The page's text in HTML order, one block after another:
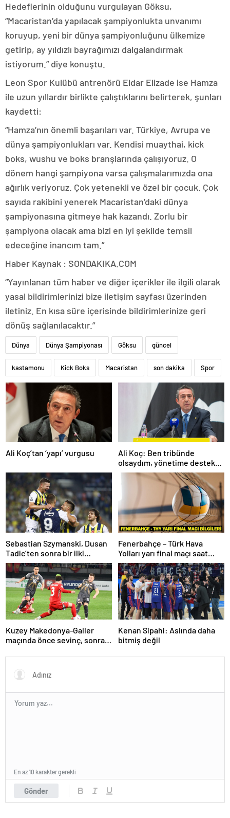
Hedeflerinin olduğunu vurgulayan Göksu,
“Macaristan’da yapılacak şampiyonlukta unvanımı
koruyup, yeni bir dünya şampiyonluğunu ülkemize
getirip, ay yıldızlı bayrağımızı dalgalandırmak
istiyorum.” diye konuştu.
Leon Spor Kulübü antrenörü Eldar Elizade ise Hamza
ile uzun yıllardır birlikte çalıştıklarını belirterek, şunları
kaydetti:
“Hamza’nın önemli başarıları var. Türkiye, Avrupa ve
dünya şampiyonlukları var. Kendisi muaythai, kick
boks, wushu ve boks branşlarında çalışıyoruz. O
dönem hangi şampiyona varsa çalışmalarımızda ona
ağırlık veriyoruz. Çok yetenekli ve özel bir çocuk. Çok
sayıda rakibini yenerek Macaristan’daki dünya
şampiyonasına gitmeye hak kazandı. Zorlu bir
şampiyona olacak ama bizi en iyi şekilde temsil
edeceğine inancım tam.”
Haber Kaynak : SONDAKIKA.COM
“Yayınlanan tüm haber ve diğer içerikler ile ilgili olarak
yasal bildirimlerinizi bize iletişim sayfası üzerinden
iletiniz. En kısa süre içerisinde bildirimlerinize geri
dönüş sağlanılacaktır.”
Dünya Dünya Şampiyonası Göksu güncel
kastamonu Kick Boks Macaristan son dakika Spor
Ali Koç’tan ‘yapı’ vurgusu
Ali Koç: Ben tribünde
olsaydım, yönetime destek
olurdum
Sebastian Szymanski, Dusan
Tadic’ten sonra bir ilki
gerçekleştirecek
Fenerbahçe – Türk Hava
Yolları yarı final maçı saat
kaçta, hangi kanalda? Kupa
Voley dörtlü final heyecanı!
Kuzey Makedonya-Galler
maçında önce sevinç, sonra
Kenan Sipahi: Aslında daha
bitmiş değil
Gönder
En az 10 karakter gerekli